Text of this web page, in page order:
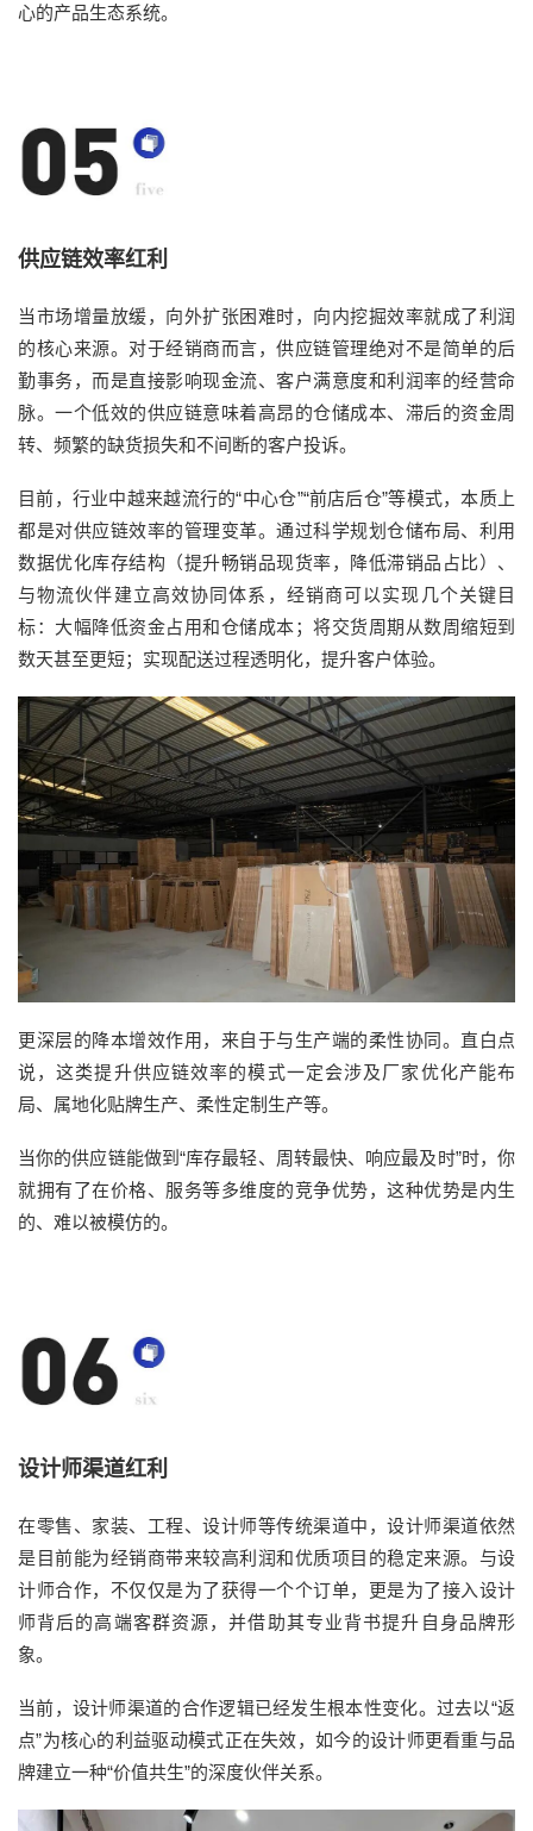
心的产品生态系统。
供应链效率红利
当市场增量放缓，向外扩张困难时，向内挖掘效率就成了利润
的核心来源。对于经销商而言，供应链管理绝对不是简单的后
勤事务，而是直接影响现金流、客户满意度和利润率的经营命
脉。一个低效的供应链意味着高昂的仓储成本、滞后的资金周
转、频繁的缺货损失和不间断的客户投诉。
目前，行业中越来越流行的“中心仓”“前店后仓”等模式，本质上
都是对供应链效率的管理变革。通过科学规划仓储布局、利用
数据优化库存结构（提升畅销品现货率，降低滞销品占比）、
与物流伙伴建立高效协同体系，经销商可以实现几个关键目
标：大幅降低资金占用和仓储成本；将交货周期从数周缩短到
数天甚至更短；实现配送过程透明化，提升客户体验。
更深层的降本增效作用，来自于与生产端的柔性协同。直白点
说，这类提升供应链效率的模式一定会涉及厂家优化产能布
局、属地化贴牌生产、柔性定制生产等。
当你的供应链能做到“库存最轻、周转最快、响应最及时”时，你
就拥有了在价格、服务等多维度的竞争优势，这种优势是内生
的、难以被模仿的。
设计师渠道红利
在零售、家装、工程、设计师等传统渠道中，设计师渠道依然
是目前能为经销商带来较高利润和优质项目的稳定来源。与设
计师合作，不仅仅是为了获得一个个订单，更是为了接入设计
师背后的高端客群资源，并借助其专业背书提升自身品牌形
象。
当前，设计师渠道的合作逻辑已经发生根本性变化。过去以“返
点”为核心的利益驱动模式正在失效，如今的设计师更看重与品
牌建立一种“价值共生”的深度伙伴关系。